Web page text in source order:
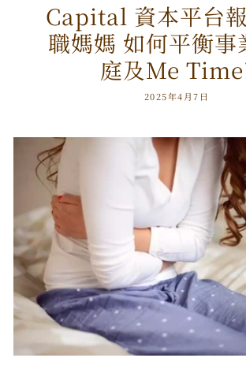
Capital 資本平台
職媽媽 如何平衡事
庭及Me
2025年4月7日